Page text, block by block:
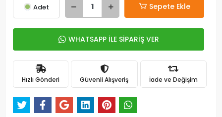
Adet Sepete Ekle
WHATSAPP İLE SİPARİŞ VER
Hızlı Gönderi Güvenli Alışveriş İade ve Değişim